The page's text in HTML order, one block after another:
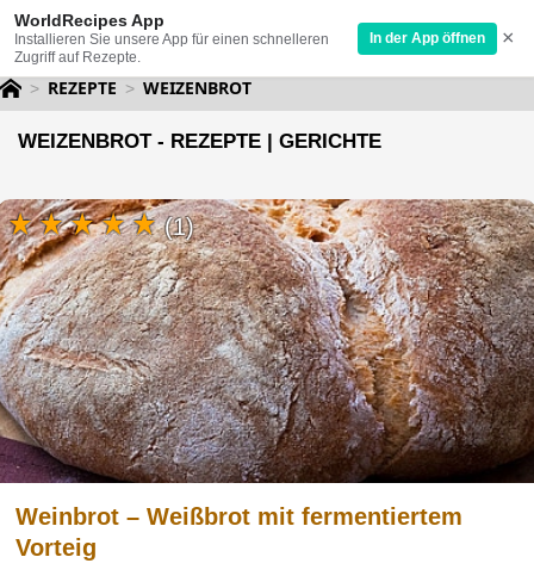
WorldRecipes App
Installieren Sie unsere App für einen schnelleren
Zugriff auf Rezepte.
In der App öffnen ×
REZEPTE WEIZENBROT
WEIZENBROT - REZEPTE | GERICHTE
Weinbrot – Weißbrot mit fermentiertem
Vorteig
(1)